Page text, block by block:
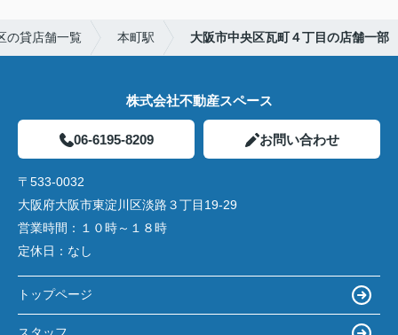
の貸店舗一覧 本町駅 大阪市中央区瓦町４丁目の店舗一部
株式会社不動産スペース
06-6195-8209 お問い合わせ
〒533-0032
大阪府大阪市東淀川区淡路３丁目19-29
営業時間： １０時～１８時
定休日： なし
トップページ